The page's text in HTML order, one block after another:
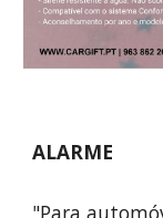
ALARME